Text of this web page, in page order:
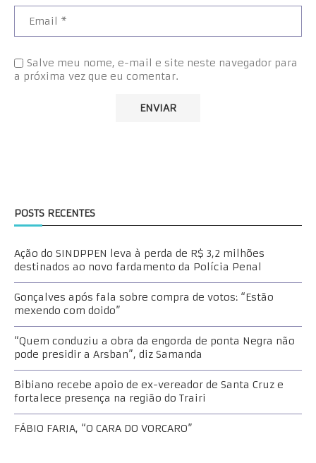
Salve meu nome, e-mail e site neste navegador para
a próxima vez que eu comentar.
POSTS RECENTES
Ação do SINDPPEN leva à perda de R$ 3,2 milhões
destinados ao novo fardamento da Polícia Penal
Gonçalves após fala sobre compra de votos: “Estão
mexendo com doido”
“Quem conduziu a obra da engorda de ponta Negra não
pode presidir a Arsban”, diz Samanda
Bibiano recebe apoio de ex-vereador de Santa Cruz e
fortalece presença na região do Trairi
FÁBIO FARIA, “O CARA DO VORCARO”